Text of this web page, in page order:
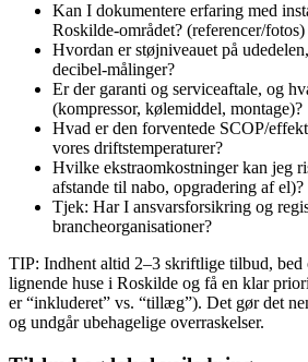
Kan I dokumentere erfaring med
Roskilde‑området? (referencer/fotos)
Hvordan er støjniveauet på
decibel‑målinger?
Er der garanti og serviceaftale, og
(kompressor, kølemiddel, montage)?
Hvad er den forventede SCOP/
vores driftstemperaturer?
Hvilke ekstraomkostninger kan jeg
afstande til nabo, opgradering af el)?
Tjek: Har I ansvarsforsikring og
brancheorganisationer?
TIP: Indhent altid 2–3 skriftlige tilbud, bed
lignende huse i Roskilde og få en klar
er “inkluderet” vs. “tillæg”). Det gør det
og undgår ubehagelige overraskelser.